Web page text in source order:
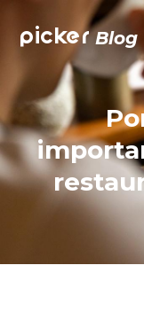
picker Blog